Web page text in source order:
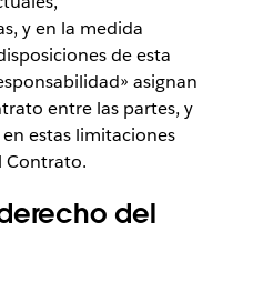
y en la medida
de esta
asignan
entre las partes, y
estas limitaciones
Contrato.
del